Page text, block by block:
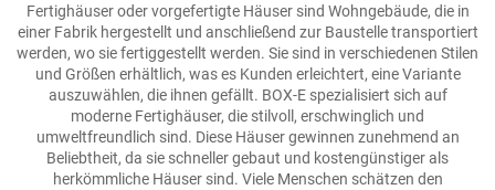
Fertighäuser oder vorgefertigte Häuser sind Wohngebäude, die in
einer Fabrik hergestellt und anschließend zur Baustelle transportiert
werden, wo sie fertiggestellt werden. Sie sind in verschiedenen Stilen
und Größen erhältlich, was es Kunden erleichtert, eine Variante
auszuwählen, die ihnen gefällt. BOX-E spezialisiert sich auf
moderne Fertighäuser, die stilvoll, erschwinglich und
umweltfreundlich sind. Diese Häuser gewinnen zunehmend an
Beliebtheit, da sie schneller gebaut und kostengünstiger als
herkömmliche Häuser sind. Viele Menschen schätzen den